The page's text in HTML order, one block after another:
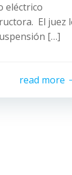
eléctrico
El juez
[…]
read more